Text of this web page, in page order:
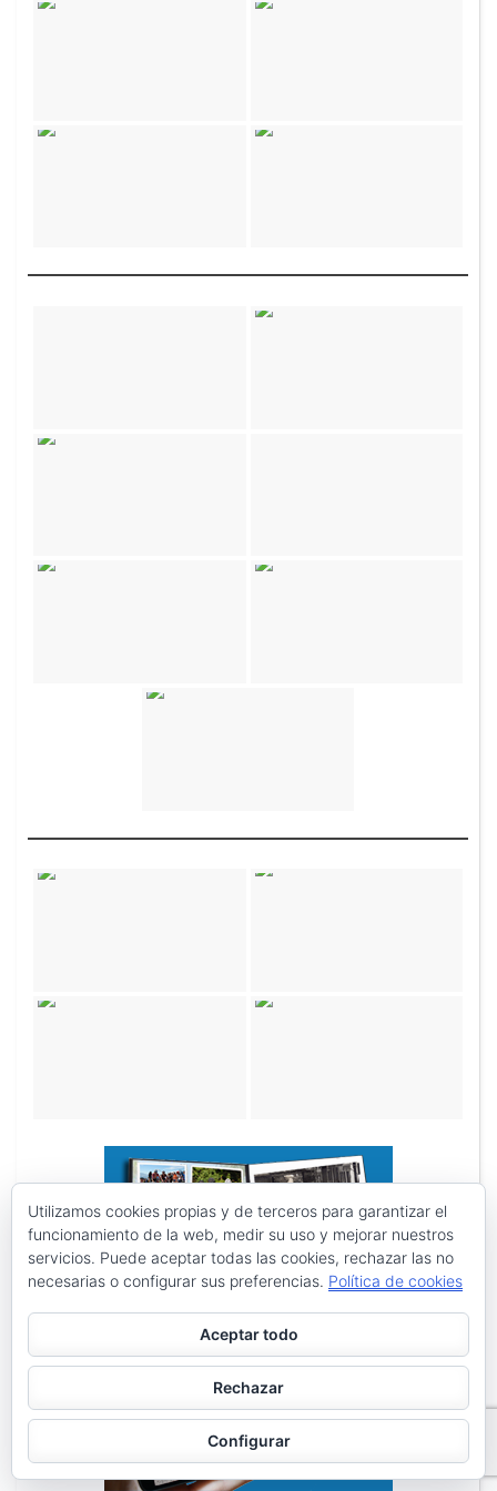
Utilizamos cookies propias y de terceros para garantizar el
funcionamiento de la web, medir su uso y mejorar nuestros
servicios. Puede aceptar todas las cookies, rechazar las no
necesarias o configurar sus preferencias. Política de cookies
Aceptar todo
Rechazar
Configurar